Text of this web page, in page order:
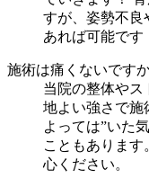
すが、姿勢不良
あれば可能です
施術は痛くないです
当院の整体やス
地よい強さで施
よっては”いた
こともありま
心ください。